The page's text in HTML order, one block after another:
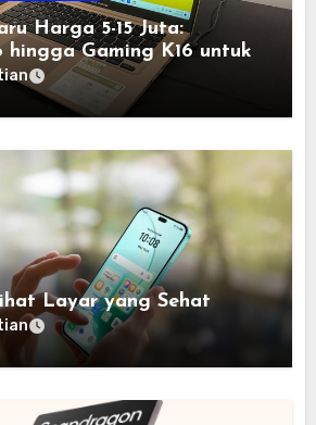
Harga 5-15 Juta:
hingga Gaming K16 untuk
Layar yang Sehat